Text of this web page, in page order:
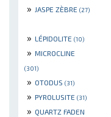
» JASPE ZÈBRE (27)
» LÉPIDOLITE (10)
» MICROCLINE
(301)
» OTODUS (31)
» PYROLUSITE (31)
» QUARTZ FADEN